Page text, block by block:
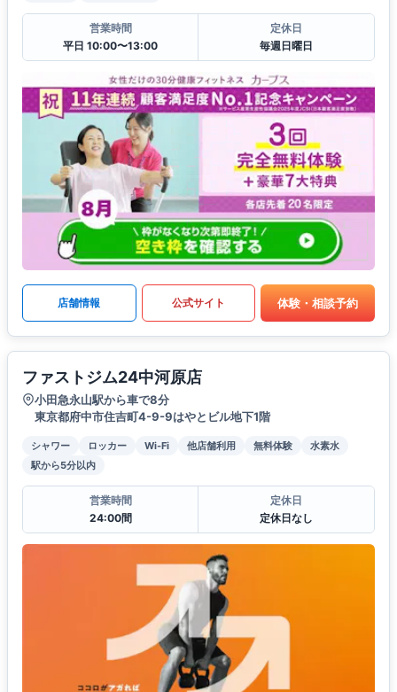
営業時間
平日 10:00〜13:00
定休日
毎週日曜日
店舗情報 公式サイト 体験・相談予約
ファストジム24中河原店
小田急永山駅から車で8分
東京都府中市住吉町4-9-9はやとビル地下1階
シャワー ロッカー Wi-Fi 他店舗利用 無料体験
水素水
駅から5分以内
営業時間
24:00間
定休日
定休日なし